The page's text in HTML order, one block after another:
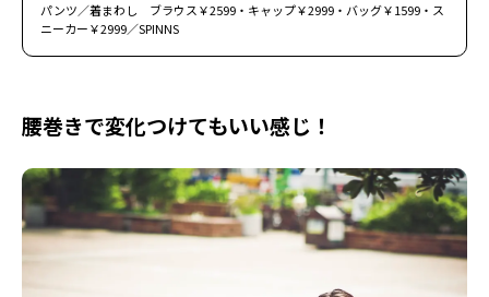
パンツ／着まわし ブラウス￥2599・キャップ￥2999・バッグ￥1599・ス
ニーカー￥2999／SPINNS
腰巻きで変化つけてもいい感じ！